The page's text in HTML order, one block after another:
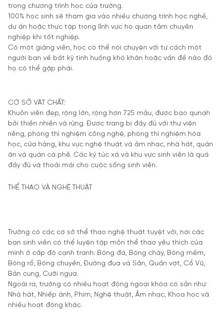
trong chương trình học của trường.
100% học sinh sẽ tham gia vào nhiều chương trình học nghề,
dự án hoặc thực tập trong lĩnh vực họ quan tâm chuyên
nghiệp khi tốt nghiệp.
Có một giảng viên, học có thể nói chuyện với tư cách một
người bạn về bất kỳ tình huống khó khăn hoặc vấn đề nào đó
họ có thể gặp phải.
CƠ SỞ VẬT CHẤT:
Khuôn viên đẹp, rộng lớn, rộng hơn 725 mẫu, được bao qunah
bởi thiên nhiên và rừng. Được trang bị đầy đủ với thư viện
riêng, phòng thí nghiệm công nghệ, phòng thí nghiệm hóa
học, cửa hàng, khu vực nghệ thuật và âm nhạc, nhà hát, quán
ăn và quán cà phê. Các ký túc xá và khu vực sinh viên là quá
đầy đủ và thoải mái cho cuộc sống sinh viên.
THỂ THAO VÀ NGHỆ THUẬT
Trường có các cơ sở thể thao nghệ thuật tuyệt vời, nơi các
bạn sinh viên có thể luyện tập môn thể thao yêu thích của
mình ở cấp độ cạnh tranh: Bóng đá, Bóng chày, Bóng mềm,
Bóng rổ, Bóng chuyền, Đường đua và Sân, Quần vợt, Cổ Vũ,
Bắn cung, Cưỡi ngựa.
Ngoài ra, trường có nhiều hoạt động ngoại khóa có sẵn như:
Nhà hát, Nhiếp ảnh, Phim, Nghệ thuật, Âm nhạc, Khoa học và
nhiều hoạt động khác.